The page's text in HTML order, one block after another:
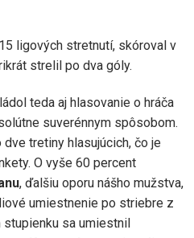
ligových stretnutí, skóroval v
strelil po dva góly.
teda aj hlasovanie o hráča
suverénnym spôsobom.
tretiny hlasujúcich, čo je
O vyše 60 percent
, ďalšiu oporu nášho mužstva,
umiestnenie po striebre z
sa umiestnil